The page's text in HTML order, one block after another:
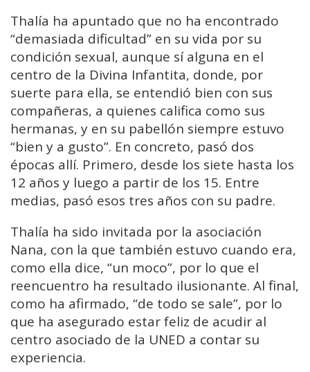
Thalía ha apuntado que no ha encontrado
“demasiada dificultad” en su vida por su
condición sexual, aunque sí alguna en el
centro de la Divina Infantita, donde, por
suerte para ella, se entendió bien con sus
compañeras, a quienes califica como sus
hermanas, y en su pabellón siempre estuvo
“bien y a gusto”. En concreto, pasó dos
épocas allí. Primero, desde los siete hasta los
12 años y luego a partir de los 15. Entre
medias, pasó esos tres años con su padre.
Thalía ha sido invitada por la asociación
Nana, con la que también estuvo cuando era,
como ella dice, “un moco”, por lo que el
reencuentro ha resultado ilusionante. Al final,
como ha afirmado, “de todo se sale”, por lo
que ha asegurado estar feliz de acudir al
centro asociado de la UNED a contar su
experiencia.